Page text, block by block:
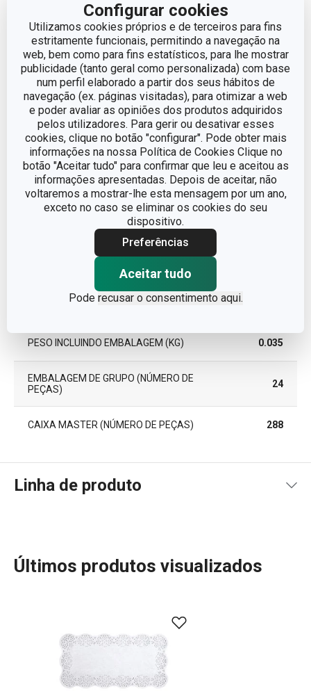
Configurar cookies
Utilizamos cookies próprios e de terceiros para fins
estritamente funcionais, permitindo a navegação na
web, bem como para fins estatísticos, para lhe mostrar
publicidade (tanto geral como personalizada) com base
num perfil elaborado a partir dos seus hábitos de
navegação (ex. páginas visitadas), para otimizar a web
e poder avaliar as opiniões dos produtos adquiridos
pelos utilizadores. Para gerir ou desativar esses
cookies, clique no botão "configurar". Pode obter mais
informações na nossa Política de Cookies Clique no
botão "Aceitar tudo" para confirmar que leu e aceitou as
informações apresentadas. Depois de aceitar, não
voltaremos a mostrar-lhe esta mensagem por um ano,
exceto no caso se eliminar os cookies do seu
dispositivo.
Preferências
Aceitar tudo
Pode recusar o consentimento aqui.
MÁQUINA DE LAVAR LOUÇA Não
EAN 8595028428391
GARANTIA (EM ANOS) 2
Pacote
PEÇAS DO CONJUNTO 8
LARGURA (CM)
PESO INCLUINDO EMBALAGEM (KG) 0.035
EMBALAGEM DE GRUPO (NÚMERO DE
PEÇAS)
24
CAIXA MASTER (NÚMERO DE PEÇAS) 288
Linha de produto
escolha ideal para quem quer facilitar o trabalho na
cozinha e criar receitas deliciosas. Com assadeiras em
diversos tamanhos, formas para bolos, muffins e pães,
além de utensílios de pastelaria de excelente qualidade,
Últimos produtos visualizados